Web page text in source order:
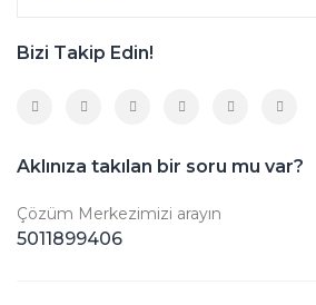
Bizi Takip Edin!
Aklınıza takılan bir soru mu var?
Çözüm Merkezimizi arayın
5011899406